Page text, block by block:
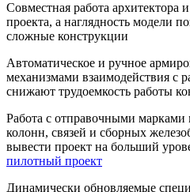
Совместная работа архитектора
проекта, а наглядность модели
сложные конструкции
Автоматическое и ручное
механизмами взаимодействия с
снижают трудоемкость работы
Работа с отправочными марками
колонн, связей и сборных
вывести проект на больший
пилотный проект
Динамически обновляемые